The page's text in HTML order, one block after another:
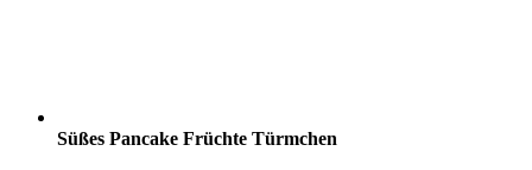
Süßes Pancake Früchte Türmchen